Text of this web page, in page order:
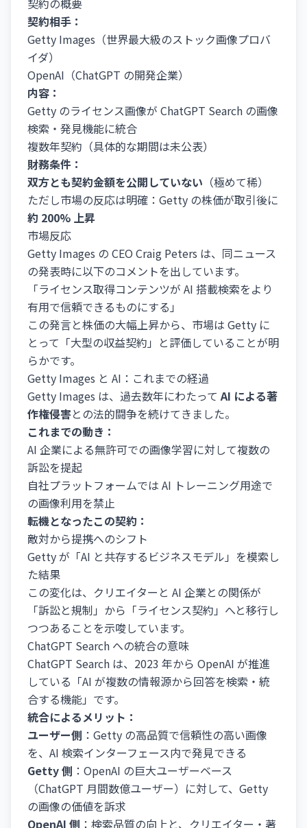
契約の概要
契約相手：
Getty Images（世界最大級のストック画像プロバ
イダ）
OpenAI（ChatGPT の開発企業）
内容：
Getty のライセンス画像が ChatGPT Search の画像
検索・発見機能に統合
複数年契約（具体的な期間は未公表）
財務条件：
双方とも契約金額を公開していない （極めて稀）
ただし市場の反応は明確：Getty の株価が取引後に
約 200% 上昇
市場反応
Getty Images の CEO Craig Peters は、同ニュース
の発表時に以下のコメントを出しています。
「ライセンス取得コンテンツが AI 搭載検索をより
有用で信頼できるものにする」
この発言と株価の大幅上昇から、市場は Getty に
とって「大型の収益契約」と評価していることが明
らかです。
Getty Images と AI：これまでの経過
Getty Images は、過去数年にわたってAI による著
作権侵害との法的闘争を続けてきました。
これまでの動き：
AI 企業による無許可での画像学習に対して複数の
訴訟を提起
自社プラットフォームでは AI トレーニング用途で
の画像利用を禁止
転機となったこの契約：
敵対から提携へのシフト
Getty が「AI と共存するビジネスモデル」を模索し
た結果
この変化は、クリエイターと AI 企業との関係が
「訴訟と規制」から「ライセンス契約」へと移行し
つつあることを示唆しています。
ChatGPT Search への統合の意味
ChatGPT Search は、2023 年から OpenAI が推進
している「AI が複数の情報源から回答を検索・統
合する機能」です。
統合によるメリット：
ユーザー側 ：Getty の高品質で信頼性の高い画像
を、AI 検索インターフェース内で発見できる
Getty 側 ：OpenAI の巨大ユーザーベース
（ChatGPT 月間数億ユーザー）に対して、Getty
の画像の価値を訴求
OpenAI 側 ：検索品質の向上と、クリエイター・著